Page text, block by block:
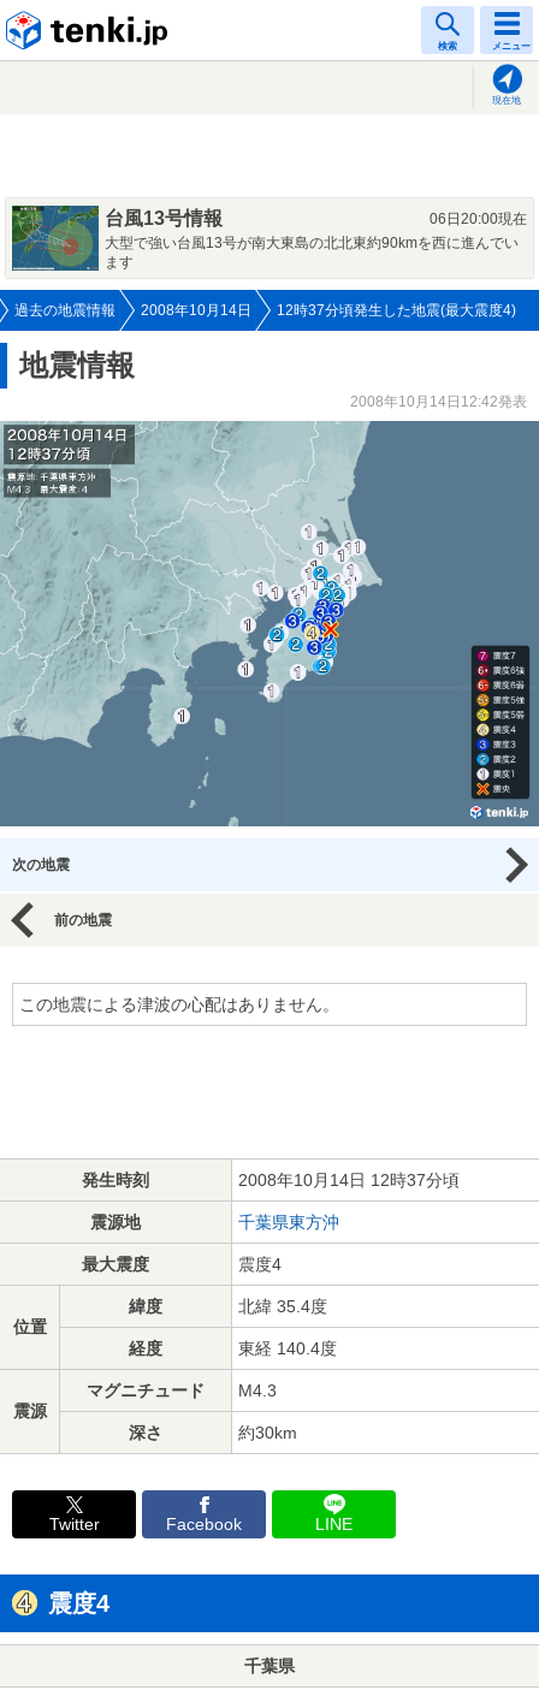
検索 メニュー
現在地
台風13号情報
06日20:00現在
大型で強い台風13号が南大東島の北北東約90kmを西に進んでい
ます
過去の地震情報 2008年10月14日 12時37分頃発生した地震(最大震度4)
地震情報
2008年10月14日12:42発表
次の地震
前の地震
この地震による津波の心配はありません。
発生時刻 2008年10月14日 12時37分頃
震源地 千葉県東方沖
最大震度 震度4
位置
緯度 北緯 35.4度
経度 東経 140.4度
震源
マグニチュード M4.3
深さ 約30km
Twitter Facebook LINE
震度4
千葉県